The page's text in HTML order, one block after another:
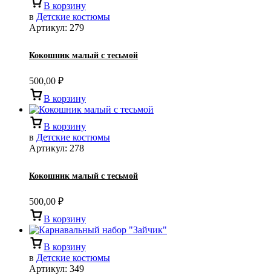
В корзину
в Детские костюмы
Артикул: 279
Кокошник малый с тесьмой
500,00 ₽
В корзину
В корзину
в Детские костюмы
Артикул: 278
Кокошник малый с тесьмой
500,00 ₽
В корзину
В корзину
в Детские костюмы
Артикул: 349